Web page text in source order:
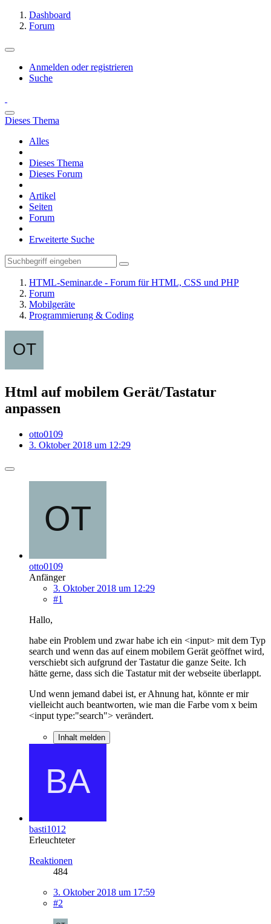
Dashboard
Forum
Anmelden oder registrieren
Suche
Dieses Thema
Alles
Dieses Thema
Dieses Forum
Artikel
Seiten
Forum
Erweiterte Suche
HTML-Seminar.de - Forum für HTML, CSS und PHP
Forum
Mobilgeräte
Programmierung & Coding
Html auf mobilem Gerät/Tastatur
anpassen
otto0109
3. Oktober 2018 um 12:29
otto0109
Anfänger
3. Oktober 2018 um 12:29
#1
Hallo,
habe ein Problem und zwar habe ich ein <input> mit dem Typ
search und wenn das auf einem mobilem Gerät geöffnet wird,
verschiebt sich aufgrund der Tastatur die ganze Seite. Ich
hätte gerne, dass sich die Tastatur mit der webseite überlappt.
Und wenn jemand dabei ist, er Ahnung hat, könnte er mir
vielleicht auch beantworten, wie man die Farbe vom x beim
<input type:"search"> verändert.
Inhalt melden
basti1012
Erleuchteter
Reaktionen
484
3. Oktober 2018 um 17:59
#2